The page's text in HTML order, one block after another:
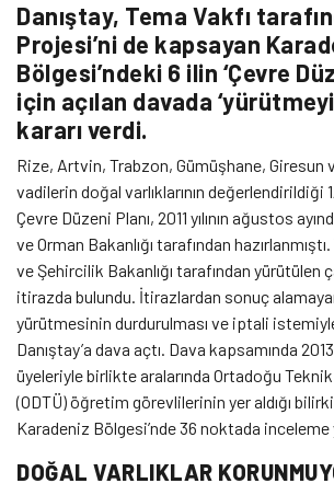
Danıştay, Tema Vakfı
Projesi’ni de kapsayan
Bölgesi’ndeki 6 ilin ‘Çevre
için açılan davada
kararı verdi.
Rize, Artvin, Trabzon, Gümüşhane, Giresun
vadilerin doğal varlıklarının değerlendirildiği
Çevre Düzeni Planı, 2011 yılının ağustos
ve Orman Bakanlığı tarafından
ve Şehircilik Bakanlığı tarafından yürütülen
itirazda bulundu. İtirazlardan sonuç
yürütmesinin durdurulması ve iptali istemiyle
Danıştay’a dava açtı. Dava kapsamında 2013
üyeleriyle birlikte aralarında Ortadoğu
(ODTÜ) öğretim görevlilerinin yer aldığı
Karadeniz Bölgesi’nde 36 noktada inceleme
DOĞAL VARLIKLAR